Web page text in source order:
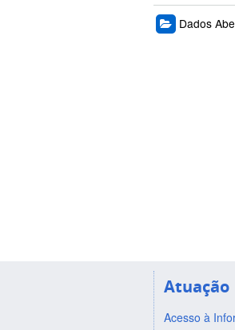
Dados
Atuação
Acesso à